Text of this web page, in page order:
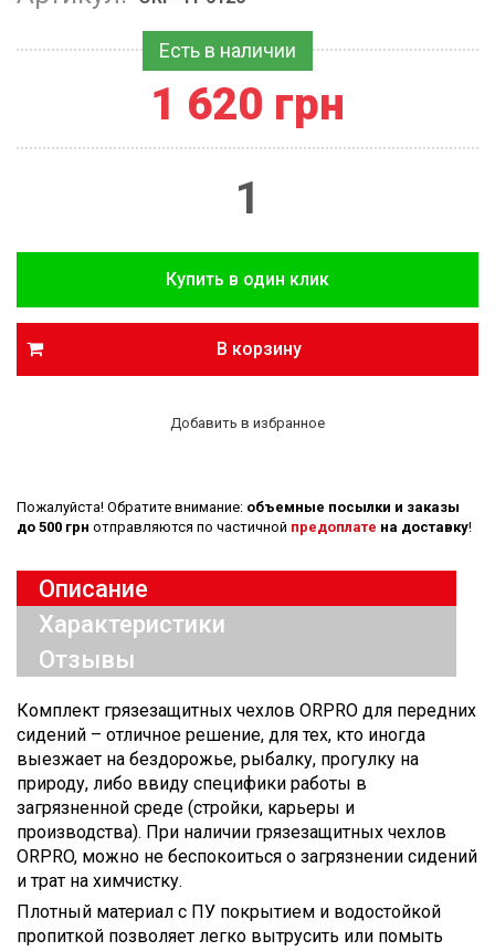
Есть в наличии
1 620 грн
В корзину
Добавить в избранное
Пожалуйста! Обратите внимание: объемные посылки и заказы
до 500 грн отправляются по частичной предоплате на доставку!
Описание
Характеристики
Отзывы
Комплект грязезащитных чехлов ORPRO для передних
сидений – отличное решение, для тех, кто иногда
выезжает на бездорожье, рыбалку, прогулку на
природу, либо ввиду специфики работы в
загрязненной среде (стройки, карьеры и
производства). При наличии грязезащитных чехлов
ORPRO, можно не беспокоиться о загрязнении сидений
и трат на химчистку.
Плотный материал с ПУ покрытием и водостойкой
пропиткой позволяет легко вытрусить или помыть